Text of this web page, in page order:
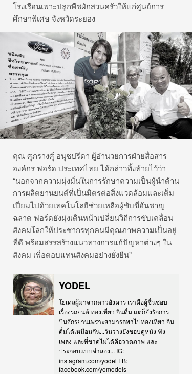
โรงเรือนเพาะปลูกพืชผักสวนครัวให้แก่ศูนย์การ
ศึกษาพิเศษ จังหวัดระยอง
คุณ ศุภรางศุ์ อนุชปรีดา ผู้อำนวยการฝ่ายสื่อสาร
องค์กร ฟอร์ด ประเทศไทย ได้กล่าวทิ้งท้ายไว้ว่า
“นอกจากความมุ่งมั่นในการรักษาความเป็นผู้นำด้าน
การผลิตยานยนต์ที่เป็นมิตรต่อสิ่งแวดล้อมและเต็ม
เปี่ยมไปด้วยเทคโนโลยีช่วยเหลือผู้ขับขี่อันชาญ
ฉลาด ฟอร์ดยังมุ่งเดินหน้าเปลี่ยนวิถีการขับเคลื่อน
สังคมโลกให้ประชากรทุกคนมีคุณภาพความเป็นอยู่
ที่ดี พร้อมสรรสร้างแนวทางการแก้ปัญหาต่างๆ ใน
สังคม เพื่อตอบแทนสังคมอย่างยั่งยืน”
YODEL
โยเดลผู้มาจากดาวอังคาร เราคือผู้ชื่นชอบ
เรื่องรถยนต์ ท่องเที่ยว กินดื่ม แต่ก็ยังรักการ
ปั่นจักรยานเพราะสามารถพาไปท่องเที่ยว กิน
ดื่มได้เหมือนกัน...วันว่างยังชอบดูหนัง ฟัง
เพลง และที่ขาดไม่ได้คือวาดภาพ และ
ประกอบแบบจำลอง... IG:
instagram.com/yodel FB:
facebook.com/yomodels